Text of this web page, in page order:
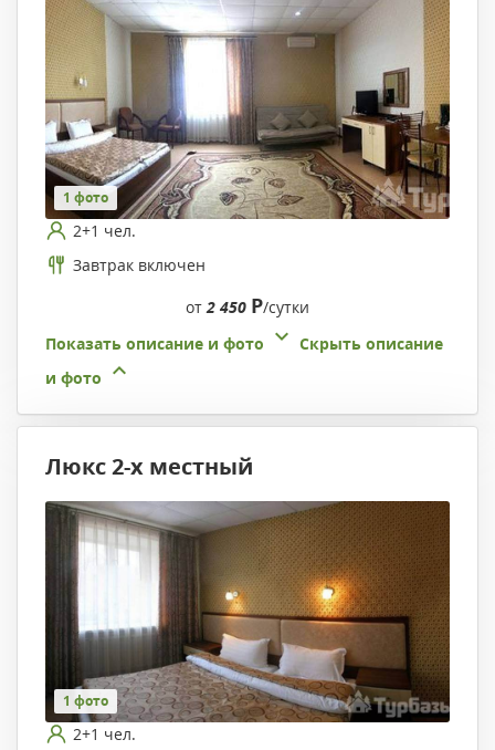
1 фото
2+1 чел.
Завтрак включен
от2 450 Р/сутки
Показать описание и фото
Скрыть описание
и фото
Люкс 2-х местный
1 фото
2+1 чел.